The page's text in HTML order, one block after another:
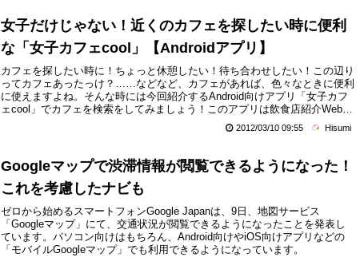
女子だけじゃない！近くのカフェを探したい時に便利
な「女子カフェcool」【Androidアプリ】
カフェを探したい時に！ちょっと休憩したい！待ち合わせしたい！この辺り
ってカフェあったっけ？……などなど、カフェがあれば、色々なときに便利
に使えますよね。そんな時には今回紹介するAndroid向けアプリ「女子カフ
ェcool」でカフェを検索をしてみましょう！このアプリは飲食店紹介Webサ
イト「ぐるなび」のカフェ情報をGoogleマップ上に表示してくれるので、
女子じゃなくても便利に使えます。では、早速、紹介していきたいと思いま
2012/03/10 09:55 Hisumi
Googleマップで渋滞情報が閲覧できるようになった！
これを考慮したナビも
ゼロから始めるスマートフォンGoogle Japanは、9日、地図サービス
「Googleマップ」にて、交通状況が閲覧できるようになったことを発表し
ています。パソコン向けはもちろん、Android向けやiOS向けアプリなどの
「モバイルGoogleマップ」でも利用できるようになっています。